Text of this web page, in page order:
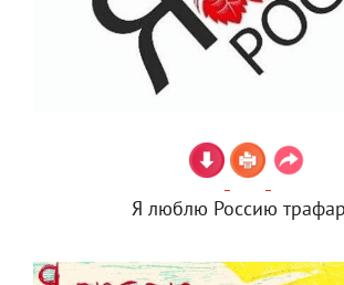
Я люблю Россию